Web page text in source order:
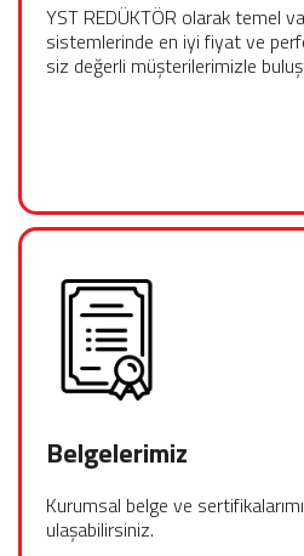
YST REDÜKTÖR olarak temel
sistemlerinde en iyi fiyat ve
siz değerli müşterilerimizle
Belgelerimiz
Kurumsal belge ve
ulaşabilirsiniz.